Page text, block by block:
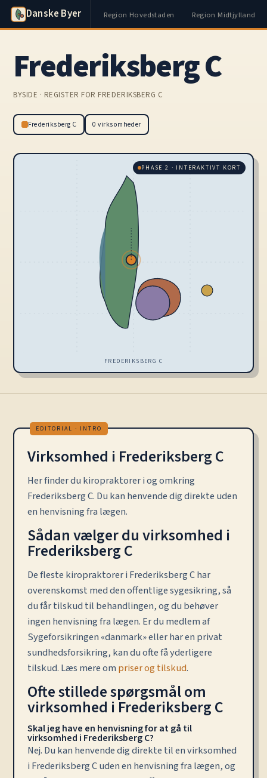
Danske Byer Region Hovedstaden Region Midtjylland
Frederiksberg C
BYSIDE · REGISTER FOR FREDERIKSBERG C
Frederiksberg C 0 virksomheder
PHASE 2 · INTERAKTIVT KORT
FREDERIKSBERG C
Virksomhed i Frederiksberg C
Her finder du kiropraktorer i og omkring
Frederiksberg C. Du kan henvende dig direkte uden
en henvisning fra lægen.
Sådan vælger du virksomhed i
Frederiksberg C
De fleste kiropraktorer i Frederiksberg C har
overenskomst med den offentlige sygesikring, så
du får tilskud til behandlingen, og du behøver
ingen henvisning fra lægen. Er du medlem af
Sygeforsikringen «danmark» eller har en privat
sundhedsforsikring, kan du ofte få yderligere
tilskud. Læs mere om priser og tilskud.
Ofte stillede spørgsmål om
virksomhed i Frederiksberg C
Skal jeg have en henvisning for at gå til
virksomhed i Frederiksberg C?
Nej. Du kan henvende dig direkte til en virksomhed
i Frederiksberg C uden en henvisning fra lægen, og